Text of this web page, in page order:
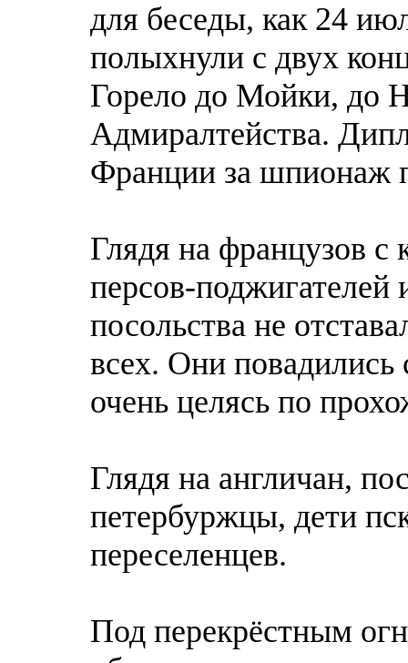
для беседы, как 24
полыхнули с двух
Горело до Мойки, до
Адмиралтейства.
Франции за шпионаж
Глядя на французов с
персов-поджигателей
посольства не
всех. Они повадились
очень целясь по
Глядя на англичан,
петербуржцы, дети
переселенцев.
Под перекрёстным